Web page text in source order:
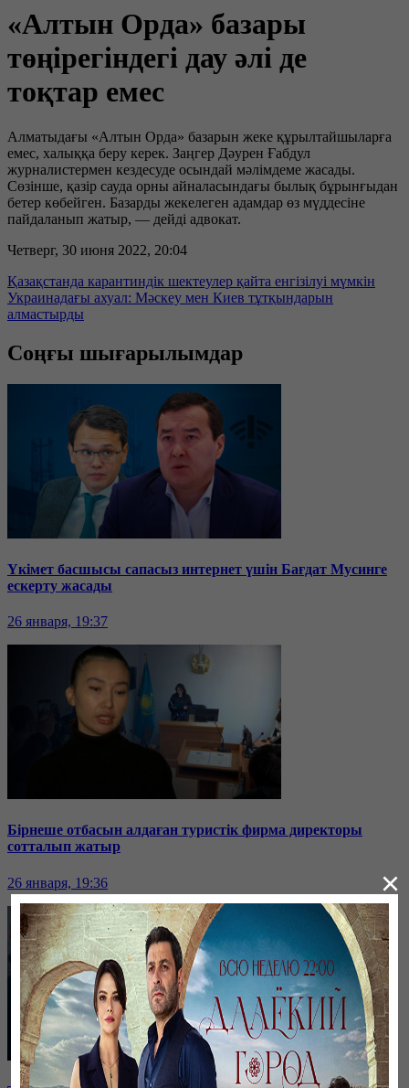
«Алтын Орда» базары
төңірегіндегі дау әлі де
тоқтар емес
Алматыдағы «Алтын Орда» базарын жеке құрылтайшыларға
емес, халыққа беру керек. Заңгер Дәурен Ғабдул
журналистермен кездесуде осындай мәлімдеме жасады.
Сөзінше, қазір сауда орны айналасындағы былық бұрынғыдан
бетер көбейген. Базарды жекелеген адамдар өз мүддесіне
пайдаланып жатыр, — дейді адвокат.
Четверг, 30 июня 2022, 20:04
Қазақстанда карантиндік шектеулер қайта енгізілуі мүмкін
Украинадағы ахуал: Мәскеу мен Киев тұтқындарын
алмастырды
Соңғы шығарылымдар
Үкімет басшысы сапасыз интернет үшін Бағдат Мусинге
ескерту жасады
26 января, 19:37
Бірнеше отбасын алдаған туристік фирма директоры
сотталып жатыр
26 января, 19:36 ×